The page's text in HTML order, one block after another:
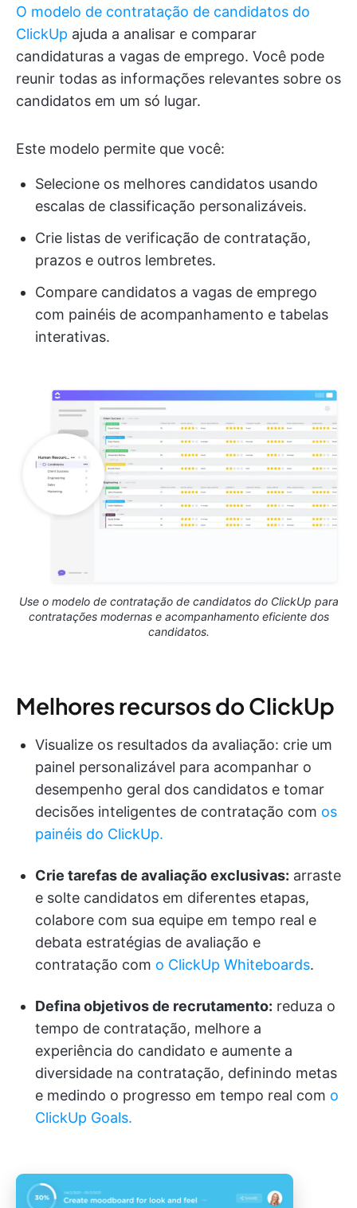
O modelo de contratação de candidatos do
ClickUp ajuda a analisar e comparar
candidaturas a vagas de emprego. Você pode
reunir todas as informações relevantes sobre os
candidatos em um só lugar.
Este modelo permite que você:
Selecione os melhores candidatos usando
escalas de classificação personalizáveis.
Crie listas de verificação de contratação,
prazos e outros lembretes.
Compare candidatos a vagas de emprego
com painéis de acompanhamento e tabelas
interativas.
Use o modelo de contratação de candidatos do ClickUp para
contratações modernas e acompanhamento eficiente dos
candidatos.
Melhores recursos do ClickUp
Visualize os resultados da avaliação: crie um
painel personalizável para acompanhar o
desempenho geral dos candidatos e tomar
decisões inteligentes de contratação com os
painéis do ClickUp.
Crie tarefas de avaliação exclusivas: arraste
e solte candidatos em diferentes etapas,
colabore com sua equipe em tempo real e
debata estratégias de avaliação e
contratação com o ClickUp Whiteboards.
Defina objetivos de recrutamento: reduza o
tempo de contratação, melhore a
experiência do candidato e aumente a
diversidade na contratação, definindo metas
e medindo o progresso em tempo real com o
ClickUp Goals.